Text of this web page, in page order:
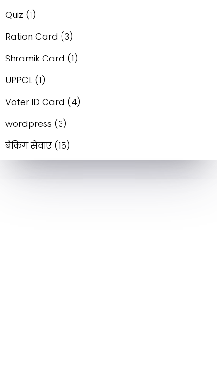
Quiz (1)
Ration Card (3)
Shramik Card (1)
UPPCL (1)
Voter ID Card (4)
wordpress (3)
बैंकिंग सेवाएं(15)